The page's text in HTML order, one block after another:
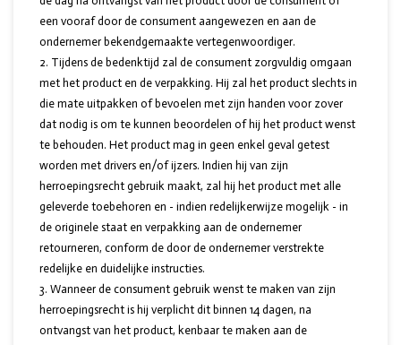
een vooraf door de consument aangewezen en aan de
ondernemer bekendgemaakte vertegenwoordiger.
Tijdens de bedenktijd zal de consument zorgvuldig omgaan
met het product en de verpakking. Hij zal het product slechts in
die mate uitpakken of bevoelen met zijn handen voor zover
dat nodig is om te kunnen beoordelen of hij het product wenst
te behouden. Het product mag in geen enkel geval getest
worden met drivers en/of ijzers. Indien hij van zijn
herroepingsrecht gebruik maakt, zal hij het product met alle
geleverde toebehoren en - indien redelijkerwijze mogelijk - in
de originele staat en verpakking aan de ondernemer
retourneren, conform de door de ondernemer verstrekte
redelijke en duidelijke instructies.
Wanneer de consument gebruik wenst te maken van zijn
herroepingsrecht is hij verplicht dit binnen 14 dagen, na
ontvangst van het product, kenbaar te maken aan de